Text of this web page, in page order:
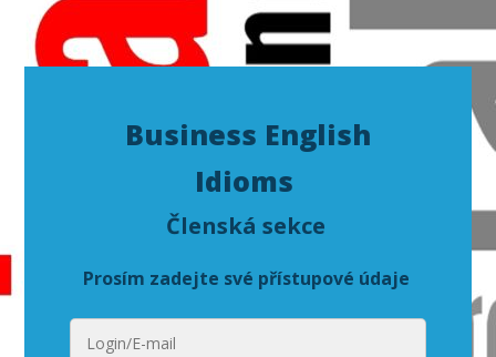
Business English
Idioms
Členská sekce
Prosím zadejte své přístupové údaje